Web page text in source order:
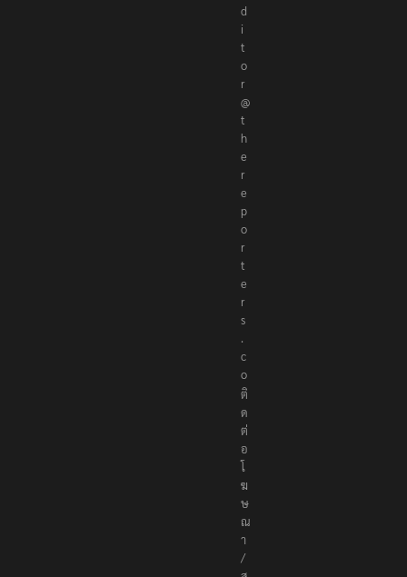
d
i
t
o
r
@
t
h
e
r
e
p
o
r
t
e
r
s
.
c
o
ติ
ด
ต่
อ
โ
ฆ
ษ
ณ
า
/